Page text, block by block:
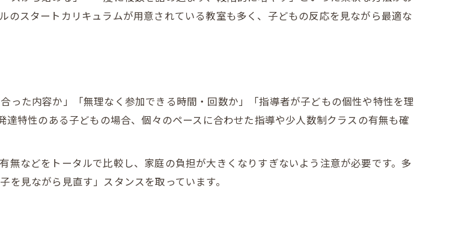
事デビュー成功事例から学ぶヒント
ューで実践するアプローチカリキュラム
性を伸ばすアプローチカリキュラム活用術
ュー時の効果的な導入ステップとは
カリキュラムで意識したい成長ポイント
校へ繋ぐ新しい習い事体験
小学校へ繋ぐカリキュラムの工夫
のスタートカリキュラムが用意されている教室も多く、子どもの反応を見ながら最適な
った内容か」「無理なく参加できる時間・回数か」「指導者が子どもの個性や特性を理
特性のある子どもの場合、個々のペースに合わせた指導や少人数制クラスの有無も確
無などをトータルで比較し、家庭の負担が大きくなりすぎないよう注意が必要です。多
見ながら見直す」スタンスを取っています。